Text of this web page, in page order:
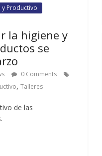
Productivo
la higiene y
se
0 Comments
, Talleres
de las